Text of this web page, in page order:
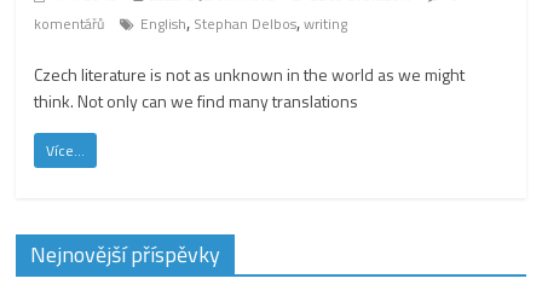
komentářů
English, Stephan Delbos,writing
Czech literature is not as unknown in the world as we might
think. Not only can we find many translations
Více...
Nejnovější příspěvky